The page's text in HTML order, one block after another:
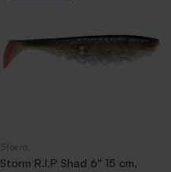
Storm R.I.P Shad 6" 15 cm,